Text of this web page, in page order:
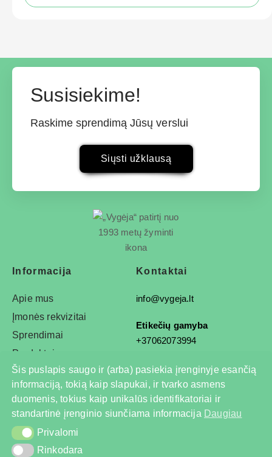
Šis puslapis saugo ir (arba) pasiekia įrenginyje esančią
informaciją, tokią kaip slapukai, ir tvarko asmens
duomenis, tokius kaip unikalūs identifikatoriai ir
standartinė įrenginio siunčiama informacija Daugiau
PrivalomiPrivalomi
RinkodaraRinkodara
Susisiekime!
Raskime sprendimą Jūsų verslui
Siųsti užklausą
Informacija
Apie mus
Įmonės rekvizitai
Sprendimai
Produktai
Kontaktai
info@vygeja.lt
Etikečių gamyba
+37062073994
Įranga ir automatizacija
+37068792778
© 2026 Visos teisės saugomos
Privatumo politika